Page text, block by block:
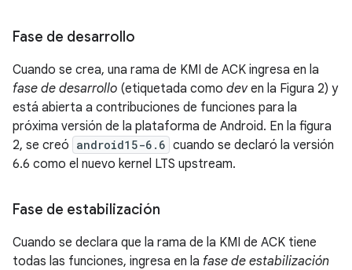
Fase de desarrollo
Cuando se crea, una rama de KMI de ACK ingresa en la
fase de desarrollo (etiquetada como deven la Figura 2) y
está abierta a contribuciones de funciones para la
próxima versión de la plataforma de Android. En la figura
2, se creó android15-6.6 cuando se declaró la versión
6.6 como el nuevo kernel LTS upstream.
Fase de estabilización
Cuando se declara que la rama de la KMI de ACK tiene
todas las funciones, ingresa en la fase de estabilización